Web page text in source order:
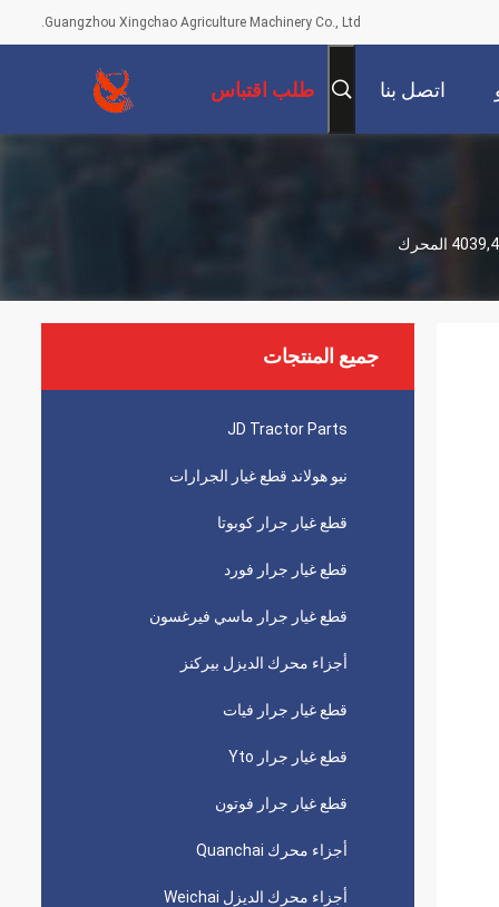
Guangzhou Xingchao Agriculture Machinery Co., Ltd.
اتصل بنا طلب اقتباس
جميع المنتجات
JD Tractor Parts
نيو هولاند قطع غيار الجرارات
قطع غيار جرار كوبوتا
قطع غيار جرار فورد
قطع غيار جرار ماسي فيرغسون
أجزاء محرك الديزل بيركنز
قطع غيار جرار فيات
قطع غيار جرار Yto
قطع غيار جرار فوتون
أجزاء محرك Quanchai
أجزاء محرك الديزل Weichai